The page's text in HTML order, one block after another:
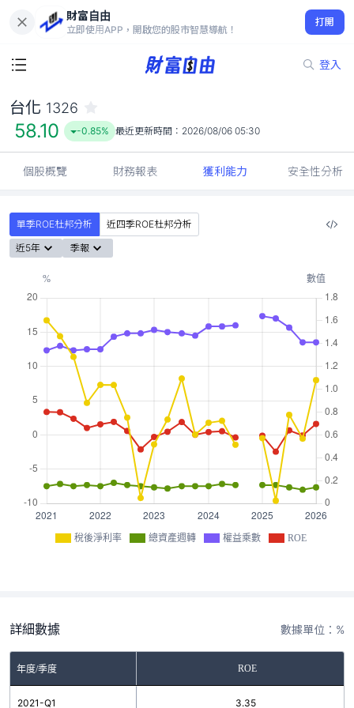
財富自由
立即使用APP，開啟您的股市智慧導航！
打開
登入
58.10
-0.85%
台化 1326
58.10 -0.85% 最近更新時間： 2026/08/06 05:30
個股概覽 財務報表 獲利能力 安全性分析
單季ROE杜邦分析
近四季ROE杜邦分析
近5年
季報
稅後淨利率 總資產週轉 權益乘數 ROE
詳細數據 數據單位：%
年度/季度 ROE
2021-Q1 3.35